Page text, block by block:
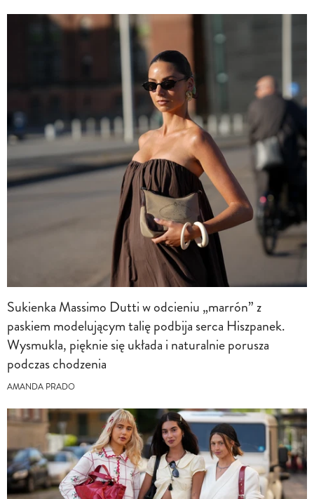
Sukienka Massimo Dutti w odcieniu „marrón” z
paskiem modelującym talię podbija serca Hiszpanek.
Wysmukla, pięknie się układa i naturalnie porusza
podczas chodzenia
AMANDA PRADO